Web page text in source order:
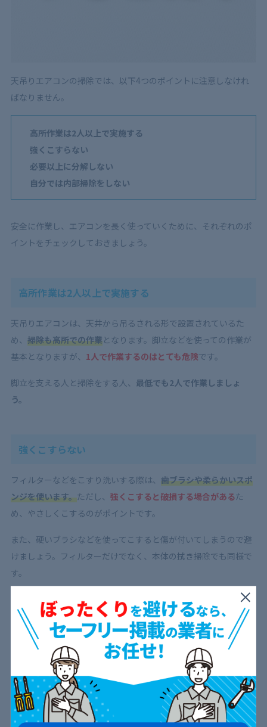
天吊りエアコンの掃除では、以下4つのポイントに注意しなけれ
ばなりません。
高所作業は2人以上で実施する
強くこすらない
必要以上に分解しない
自分では内部掃除をしない
安全に作業し、エアコンを長く使っていくために、それぞれのポ
イントをチェックしておきましょう。
高所作業は2人以上で実施する
天吊りエアコンは、天井から吊るされる形で設置されているた
め、 掃除も高所での作業となります。脚立などを使っての作業が
基本となりますが、 1人で作業するのはとても危険です。
脚立を支える人と掃除をする人、 最低でも2人で作業しましょ
う。
強くこすらない
フィルターなどをこすり洗いする際は、 歯ブラシや柔らかいスポ
ンジを使います。ただし、 強くこすると破損する場合があるた
め、やさしくこするのがポイントです。
また、硬いブラシなどを使ってこすると傷が付いてしまうので避
けましょう。フィルターだけでなく、本体の拭き掃除でも同様で
す。
必要以上に分解しない
天吊りエアコンの内部は、複雑な構造になっています。
専門知識
がないと分解した後に正しく組み立てるのが難しいため、
上に分解しないのが鉄則
です。
無理に分解すると、破損したり元に戻せなくなって正常に稼働で